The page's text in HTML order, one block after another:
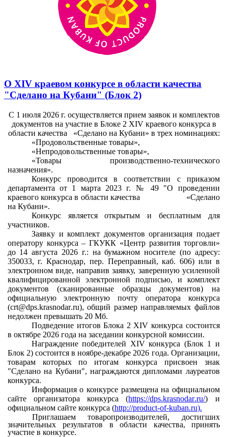
О XIV краевом конкурсе в области качества
"Сделано на Кубани" (Блок 2)
С 1 июля 2026 г. осуществляется прием заявок и комплектов
документов на участие в Блоке 2 XIV краевого конкурса в
области качества «Сделано на Кубани» в трех номинациях:
«Продовольственные товары»,
«Непродовольственные товары»,
«Товары производственно-технического
назначения».
Конкурс проводится в соответствии с приказом
департамента от 1 марта 2023 г. № 49 "О проведении
краевого конкурса в области качества
«Сделано
на Кубани».
Конкурс является открытым и бесплатным для
участников.
Заявку и комплект документов организация подает
оператору конкурса – ГКУКК «Центр развития торговли»
до 14 августа 2026 г.: на бумажном носителе (по адресу:
350033, г. Краснодар, пер. Переправный, каб. 606) или в
электронном виде, направив заявку, заверенную усиленной
квалифицированной электронной подписью, и комплект
документов (сканированные образцы документов) на
официальную электронную почту оператора конкурса
(crt@dps.krasnodar.ru), общий размер направляемых файлов
недолжен превышать 20 Мб.
Подведение итогов Блока 2 XIV конкурса состоится
в октябре 2026 года на заседании конкурсной комиссии.
Награждение победителей XIVконкурса (Блок 1 и
Блок 2) состоится в ноябре-декабре 2026 года. Организации,
товарам которых по итогам конкурса присвоен знак
"Сделано на Кубани", награждаются дипломами лауреатов
конкурса.
Информация о конкурсе размещена на официальном
сайте организатора конкурса (https://dps.krasnodar.ru/) и
официальном сайте конкурса (http://product-of-kuban.ru).
Приглашаем товаропроизводителей, достигших
значительных результатов в области качества, принять
участие в конкурсе.